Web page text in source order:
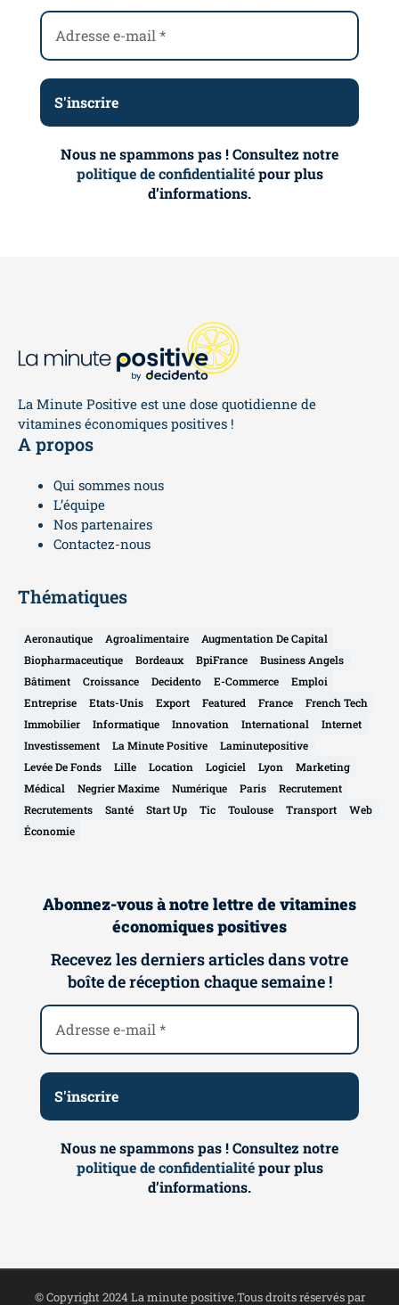
Nous ne spammons pas ! Consultez notre
politique de confidentialitépour plus
d’informations.
La Minute Positive est une dose quotidienne de
vitamines économiques positives !
A propos
Qui sommes nous
L’équipe
Nos partenaires
Contactez-nous
Thématiques
Aeronautique Agroalimentaire
Augmentation De Capital
Biopharmaceutique
Bordeaux BpiFrance
Business Angels
Bâtiment
Croissance Decidento E-Commerce
Emploi
Entreprise
Etats-Unis Export Featured France
French Tech
Immobilier
Informatique Innovation International
Internet
Investissement
La Minute Positive
Laminutepositive
Levée De Fonds
Lille Location Logiciel Lyon
Marketing
Médical
Negrier Maxime Numérique Paris
Recrutement
Recrutements
Santé Start Up Tic Toulouse Transport
Web
Économie
Abonnez-vous à notre lettre de vitamines
économiques positives
Recevez les derniers articles dans votre
boîte de réception chaque semaine !
Nous ne spammons pas ! Consultez notre
politique de confidentialitépour plus
d’informations.
© Copyright 2024 La minute positive.Tous droits réservés par